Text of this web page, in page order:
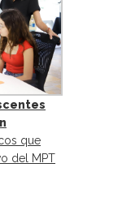
que
del MPT